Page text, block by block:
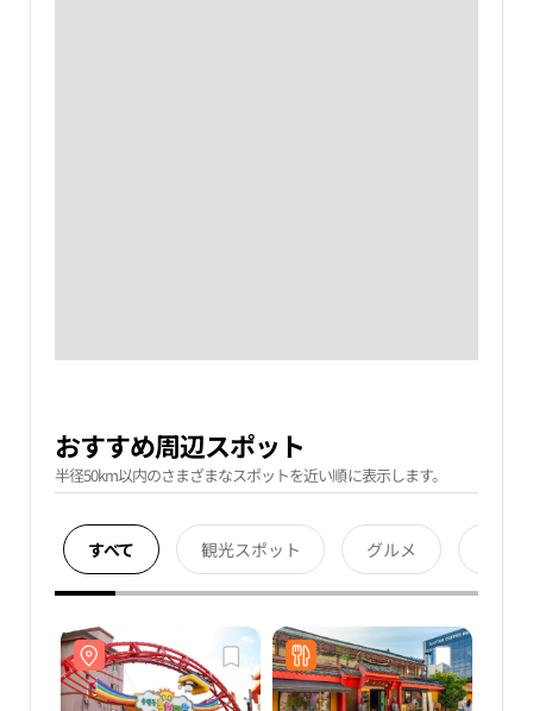
おすすめ周辺スポット
半径50km以内のさまざまなスポットを近い順に表示します。
すべて 観光スポット グルメ